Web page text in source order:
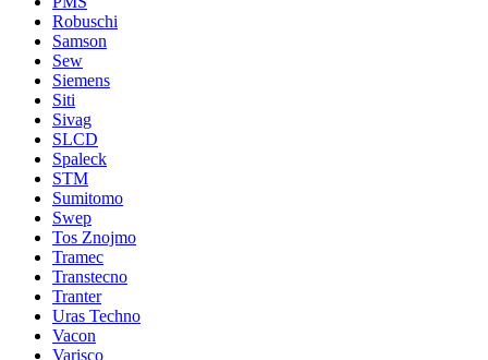
Robuschi
Samson
Sew
Siemens
Siti
Sivag
SLCD
Spaleck
STM
Sumitomo
Swep
Tos Znojmo
Tramec
Transtecno
Tranter
Uras Techno
Vacon
Varisco